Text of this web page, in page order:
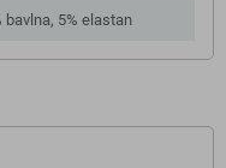
bavlna, 5% elastan